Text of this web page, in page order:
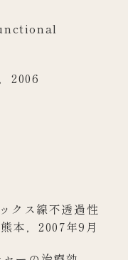
2006
クス線不透過性
本，2007年9月